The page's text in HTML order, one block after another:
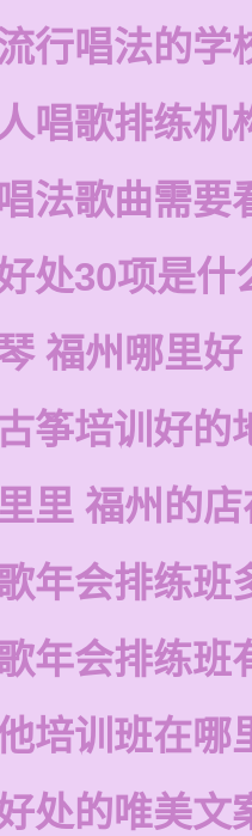
行唱法的学
唱歌排练机
法歌曲需要
处30项是什
福州哪里好
筝培训好的
里 福州的
年会排练班
年会排练班
培训班在哪
处的唯美文